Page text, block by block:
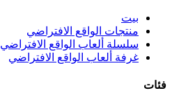
بيت
منتجات الواقع الافتراضي
سلسلة ألعاب الواقع الافتراضي
غرفة ألعاب الواقع الافتراضي
فئات